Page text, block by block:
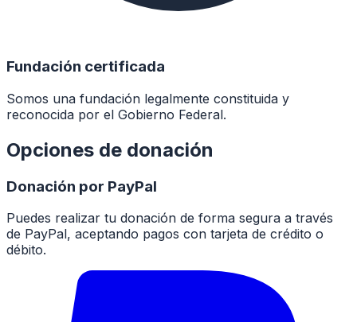
Fundación certificada
Somos una fundación legalmente constituida y
reconocida por el Gobierno Federal.
Opciones de donación
Donación por PayPal
Puedes realizar tu donación de forma segura a través
de PayPal, aceptando pagos con tarjeta de crédito o
débito.